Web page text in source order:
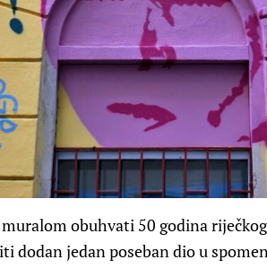
obuhvati 50 godina
dodan jedan poseban dio u